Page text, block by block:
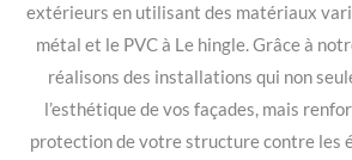
extérieurs en utilisant des matériaux
métal et le PVC à Le hingle. Grâce à
réalisons des installations qui non
l’esthétique de vos façades, mais
protection de votre structure contre les